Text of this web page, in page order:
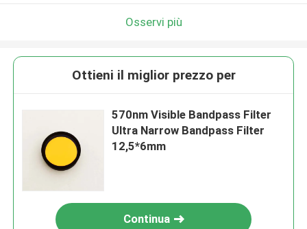
Osservi più
Ottieni il miglior prezzo per
570nm Visible Bandpass Filter
Ultra Narrow Bandpass Filter
12,5*6mm
Continua